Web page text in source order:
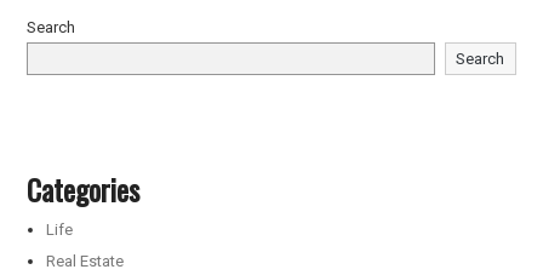
Search
Search
Categories
Life
Real Estate